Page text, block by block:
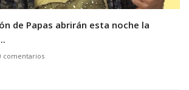
de Papas abrirán esta noche la
comentarios